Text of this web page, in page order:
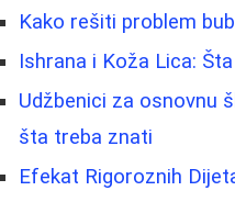
Kako rešiti problem
Ishrana i Koža Lica:
Udžbenici za osnovnu
šta treba znati
Efekat Rigoroznih